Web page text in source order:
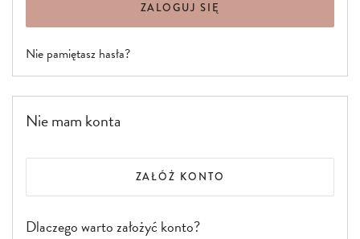
ZALOGUJ SIĘ
Nie pamiętasz hasła?
Nie mam konta
ZAŁÓŻ KONTO
Dlaczego warto założyć konto?